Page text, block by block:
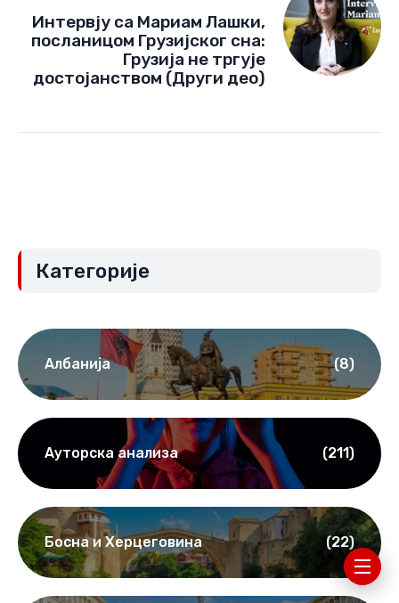
ПРЕТХОДНА ОБЈАВА
Интервју са Мариам Лашки,
посланицом Грузијског сна:
Категорије